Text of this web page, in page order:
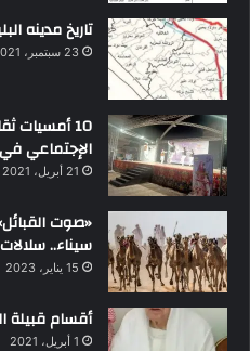
تاريخ مدينه
23 سبتمبر، 2021
10 أمسيات
الإجتماعي
21 أبريل، 2021
«صوت
سيناء..
15 يناير، 2023
أقسام قبيلة
1 أبريل، 2021